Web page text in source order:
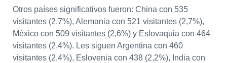
Otros países significativos fueron: China con 535
visitantes (2,7%), Alemania con 521 visitantes (2,7%),
México con 509 visitantes (2,6%) y Eslovaquia con 464
visitantes (2,4%). Les siguen Argentina con 460
visitantes (2,4%), Eslovenia con 438 (2,2%), India con